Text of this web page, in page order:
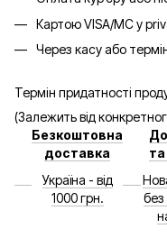
Картою VISA/MC у
Через касу або
Термін придатності
(Залежить від
Безкоштовна
доставка
Україна - від
1000 грн.
без